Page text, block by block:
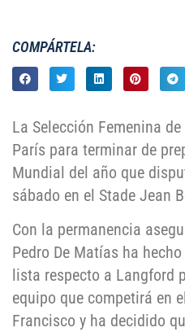
COMPÁRTELA:
La Selección Femenina
París para terminar de
Mundial del año que
sábado en el Stade Jean
Con la permanencia
Pedro De Matías ha
lista respecto a Langford
equipo que competirá en
Francisco y ha decidido